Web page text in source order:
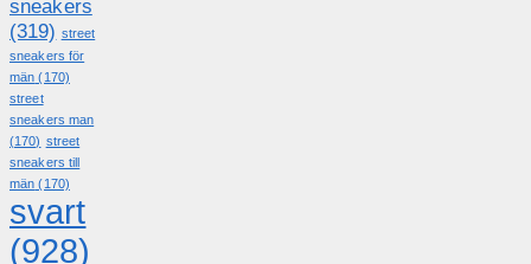
sneakers
(319) street
sneakers för
män (170)
street
sneakers man
(170) street
sneakers till
män (170)
svart
(928)